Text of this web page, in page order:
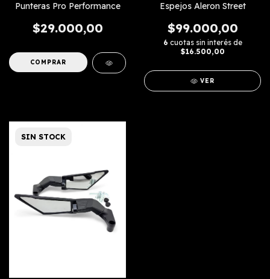
Punteras Pro Performance
$29.000,00
COMPRAR
Espejos Aleron Street
$99.000,00
6 cuotas sin interés de
$16.500,00
VER
SIN STOCK